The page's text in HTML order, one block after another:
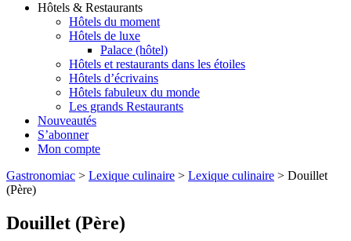
Hôtels & Restaurants
Hôtels du moment
Hôtels de luxe
Palace (hôtel)
Hôtels et restaurants dans les étoiles
Hôtels d’écrivains
Hôtels fabuleux du monde
Les grands Restaurants
Nouveautés
S’abonner
Mon compte
Gastronomiac > Lexique culinaire > Lexique culinaire > Douillet
(Père)
Douillet (Père)